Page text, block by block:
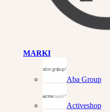
MARKI
Aba Group
Activeshop